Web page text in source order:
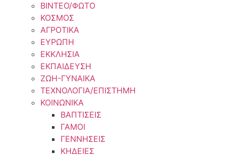
ΒΙΝΤΕΟ/ΦΩΤΟ
ΚΟΣΜΟΣ
ΑΓΡΟΤΙΚΑ
ΕΥΡΩΠΗ
ΕΚΚΛΗΣΙΑ
ΕΚΠΑΙΔΕΥΣΗ
ΖΩΗ-ΓΥΝΑΙΚΑ
ΤΕΧΝΟΛΟΓΙΑ/ΕΠΙΣΤΗΜΗ
ΚΟΙΝΩΝΙΚΑ
ΒΑΠΤΙΣΕΙΣ
ΓΑΜΟΙ
ΓΕΝΝΗΣΕΙΣ
ΚΗΔΕΙΕΣ